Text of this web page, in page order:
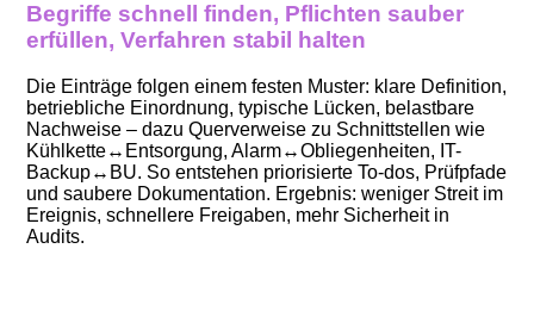
Begriffe schnell finden, Pflichten sauber
erfüllen, Verfahren stabil halten
Die Einträge folgen einem festen Muster: klare Definition,
betriebliche Einordnung, typische Lücken, belastbare
Nachweise – dazu Querverweise zu Schnittstellen wie
Kühlkette↔Entsorgung, Alarm↔Obliegenheiten, IT-
Backup↔BU. So entstehen priorisierte To-dos, Prüfpfade
und saubere Dokumentation. Ergebnis: weniger Streit im
Ereignis, schnellere Freigaben, mehr Sicherheit in
Audits.